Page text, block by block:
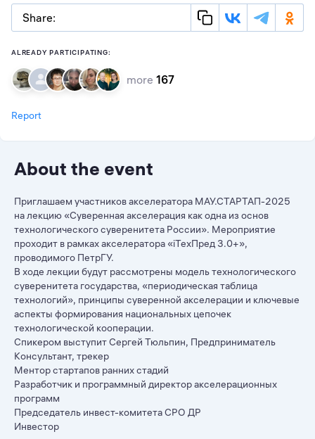
Share:
ALREADY PARTICIPATING:
more 167
Report
About the event
Приглашаем участников акселератора МАУ.СТАРТАП-2025
на лекцию «Суверенная акселерация как одна из основ
технологического суверенитета России». Мероприятие
проходит в рамках акселератора «iТехПред 3.0+»,
проводимого ПетрГУ.
В ходе лекции будут рассмотрены модель технологического
суверенитета государства, «периодическая таблица
технологий», принципы суверенной акселерации и ключевые
аспекты формирования национальных цепочек
технологической кооперации.
Спикером выступит Сергей Тюльпин, Предприниматель
Консультант, трекер
Ментор стартапов ранних стадий
Разработчик и программный директор акселерационных
программ
Председатель инвест-комитета СРО ДР
Инвестор